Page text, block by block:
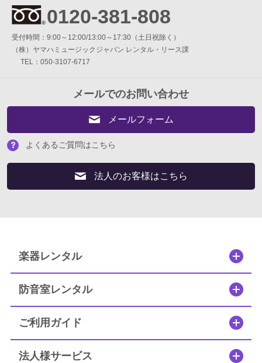
0120-381-808
受付時間：9:00～12:00/13:00～17:30（土日祝除く）
（株）ヤマハミュージックジャパン レンタル・リース課
TEL：050-3107-6717
メールでのお問い合わせ
メールフォーム
よくあるご質問はこちら
法人のお客様はこちら
楽器レンタル
防音室レンタル
ご利用ガイド
法人様サービス